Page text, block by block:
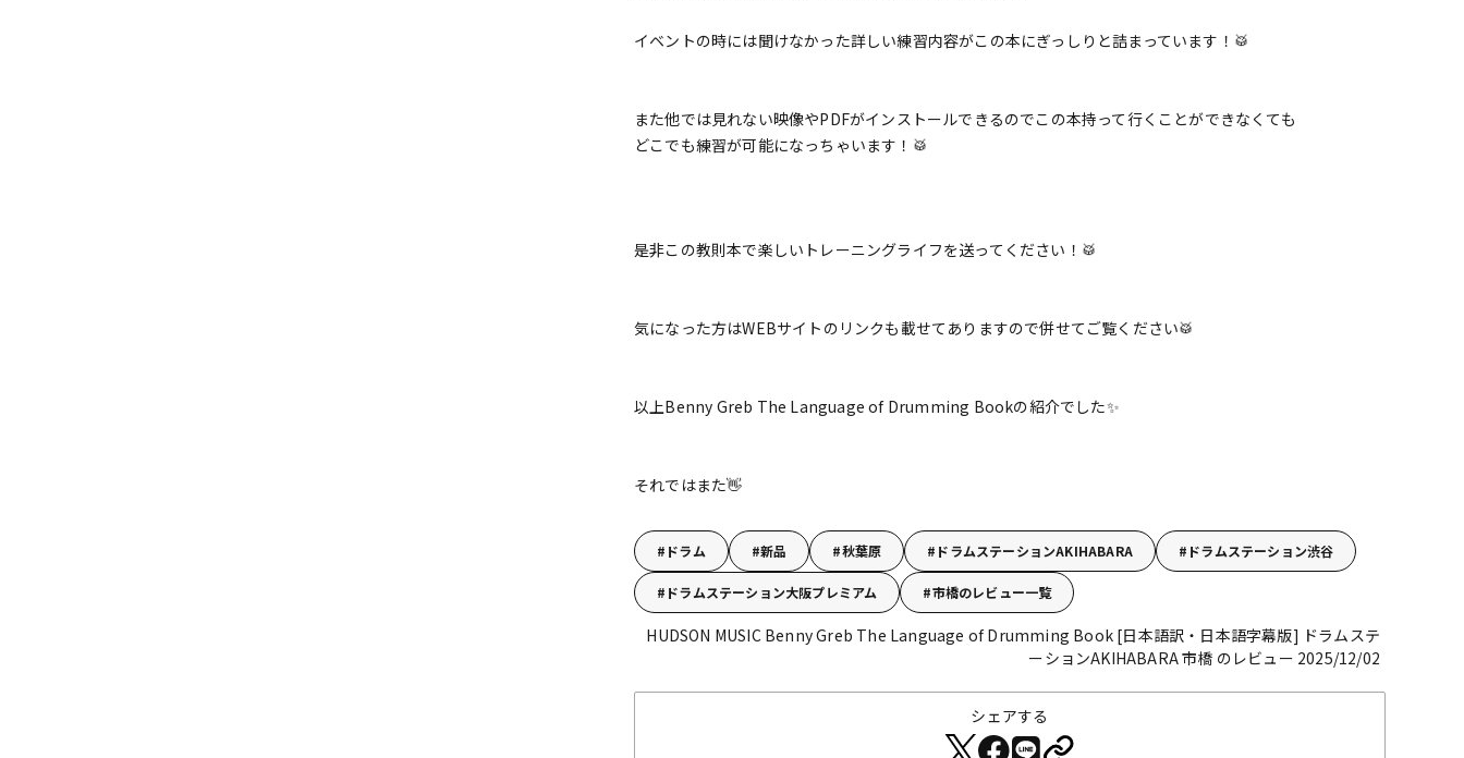
イベントの時には聞けなかった詳しい練習内容がこの本にぎっしりと詰まっています！🥁
また他では見れない映像やPDFがインストールできるのでこの本持って行くことができなくても
どこでも練習が可能になっちゃいます！🥁
是非この教則本で楽しいトレーニングライフを送ってください！🥁
気になった方はWEBサイトのリンクも載せてありますので併せてご覧ください🥁
以上Benny Greb The Language of Drumming Bookの紹介でした✨
それではまた👋
ドラム 新品 秋葉原 ドラムステーションAKIHABARA ドラムステーション渋谷
ドラムステーション大阪プレミアム 市橋のレビュー一覧
HUDSON MUSIC Benny Greb The Language of Drumming Book [日本語訳・日本語字幕版] ドラムステ
ーションAKIHABARA 市橋 のレビュー 2025/12/02
シェアする